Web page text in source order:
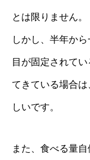
とは限りません。
しかし、半年か
目が固定されて
てきている場合
しいです。
また、食べる量